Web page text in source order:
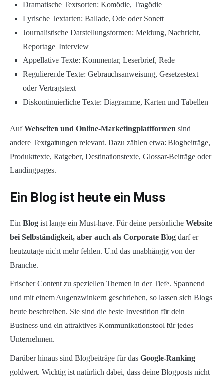
Dramatische Textsorten: Komödie, Tragödie
Lyrische Textarten: Ballade, Ode oder Sonett
Journalistische Darstellungsformen: Meldung, Nachricht,
Reportage, Interview
Appellative Texte: Kommentar, Leserbrief, Rede
Regulierende Texte: Gebrauchsanweisung, Gesetzestext
oder Vertragstext
Diskontinuierliche Texte: Diagramme, Karten und Tabellen
AufWebseiten und Online-Marketingplattformen sind
andere Textgattungen relevant. Dazu zählen etwa: Blogbeiträge,
Produkttexte, Ratgeber, Destinationstexte, Glossar-Beiträge oder
Landingpages.
Ein Blog ist heute ein Muss
Ein Blog ist lange ein Must-have. Für deine persönliche Website
bei Selbständigkeit, aber auch als Corporate Blog darf er
heutzutage nicht mehr fehlen. Und das unabhängig von der
Branche.
Frischer Content zu speziellen Themen in der Tiefe. Spannend
und mit einem Augenzwinkern geschrieben, so lassen sich Blogs
heute beschreiben. Sie sind die beste Investition für dein
Business und ein attraktives Kommunikationstool für jedes
Unternehmen.
Darüber hinaus sind Blogbeiträge für das Google-Ranking
goldwert. Wichtig ist natürlich dabei, dass deine Blogposts nicht